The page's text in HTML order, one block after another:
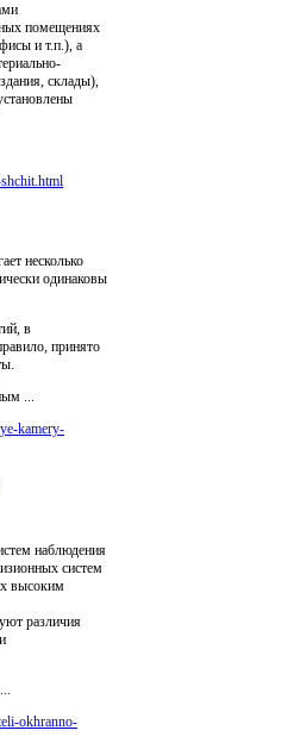
помещениях
и т.п.), а
склады),
несколько
одинаковы
в
принято
...
наблюдения
систем
высоким
различия